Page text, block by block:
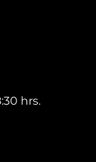
hrs.